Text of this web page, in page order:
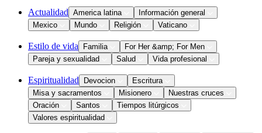
Actualidad America latina
Información general
Mexico
Mundo Religión Vaticano
Estilo de vida Familia
For Her &amp; For Men
Pareja y sexualidad
Salud Vida profesional
Espiritualidad Devocion
Escritura
Misa y sacramentos
Misionero
Nuestras cruces
Oración
Santos
Tiempos litúrgicos
Valores espiritualidad